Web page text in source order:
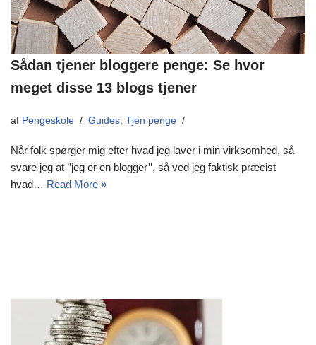
Sådan tjener bloggere penge: Se hvor
meget disse 13 blogs tjener
af Pengeskole Guides, Tjen penge
Når folk spørger mig efter hvad jeg laver i min virksomhed, så
svare jeg at ’’jeg er en blogger’’, så ved jeg faktisk præcist
hvad… Read More »